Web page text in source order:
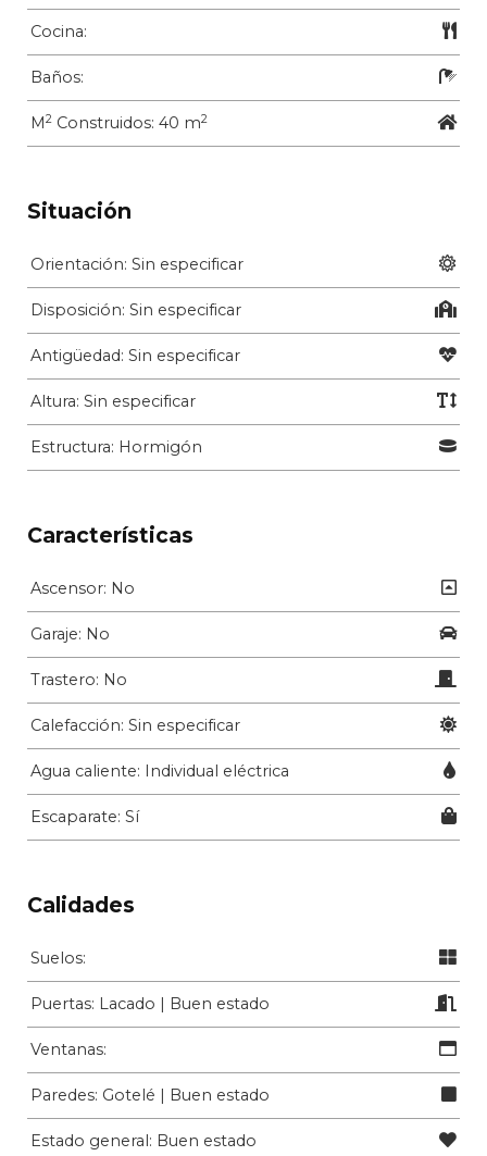
Cocina:
Baños:
M 2 Construidos: 40 m2
Situación
Orientación: Sin especificar
Disposición: Sin especificar
Antigüedad: Sin especificar
Altura: Sin especificar
Estructura: Hormigón
Características
Ascensor: No
Garaje: No
Trastero: No
Calefacción: Sin especificar
Agua caliente: Individual eléctrica
Escaparate: Sí
Calidades
Suelos:
Puertas: Lacado | Buen estado
Ventanas:
Paredes: Gotelé | Buen estado
Estado general: Buen estado